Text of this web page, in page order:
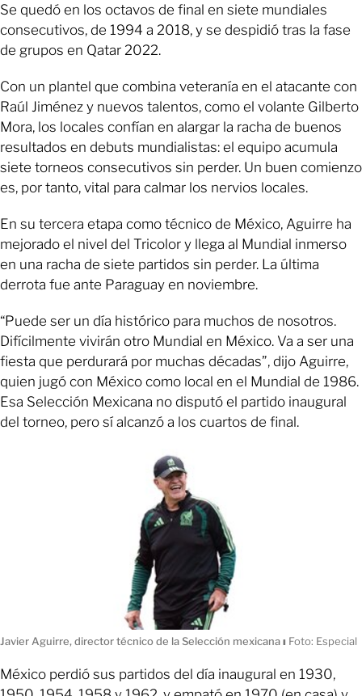
Se quedó en los octavos de final en siete mundiales
consecutivos, de 1994 a 2018, y se despidió tras la fase
de grupos en Qatar 2022.
Con un plantel que combina veteranía en el atacante con
Raúl Jiménez y nuevos talentos, como el volante Gilberto
Mora, los locales confían en alargar la racha de buenos
resultados en debuts mundialistas: el equipo acumula
siete torneos consecutivos sin perder. Un buen comienzo
es, por tanto, vital para calmar los nervios locales.
En su tercera etapa como técnico de México, Aguirre ha
mejorado el nivel del Tricolor y llega al Mundial inmerso
en una racha de siete partidos sin perder. La última
derrota fue ante Paraguay en noviembre.
“Puede ser un día histórico para muchos de nosotros.
Difícilmente vivirán otro Mundial en México. Va a ser una
fiesta que perdurará por muchas décadas”, dijo Aguirre,
quien jugó con México como local en el Mundial de 1986.
Esa Selección Mexicana no disputó el partido inaugural
del torneo, pero sí alcanzó a los cuartos de final.
Javier Aguirre, director técnico de la Selección mexicanaı Foto: Especial
México perdió sus partidos del día inaugural en 1930,